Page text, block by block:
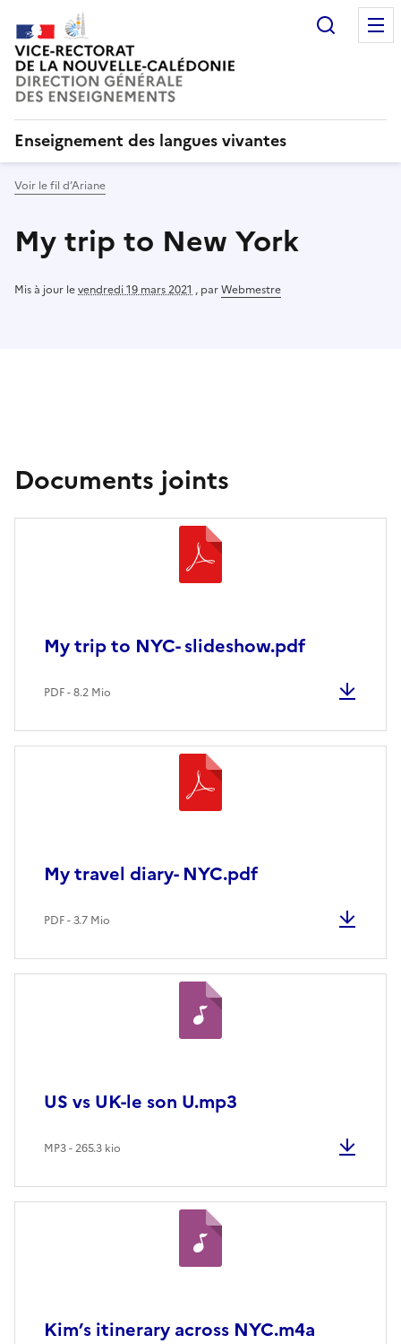
Enseignement des langues vivantes
Voir le fil d’Ariane
My trip to New York
Mis à jour levendredi 19 mars 2021 , parWebmestre
Documents joints
My trip to NYC- slideshow.pdf
PDF - 8.2 Mio
My travel diary- NYC.pdf
PDF - 3.7 Mio
US vs UK-le son U.mp3
MP3 - 265.3 kio
Kim’s itinerary across NYC.m4a